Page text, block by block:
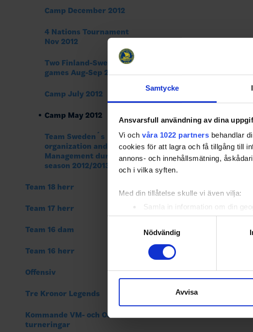
Samtycke
Ansvarsfull användning av dina
Vi och våra 1022 partners behandlar
cookies för att lagra och få tillgång till
annons- och innehållsmätning,
och i vilka syften.
Med din tillåtelse skulle vi även vilja:
Samla in information om din
Identifiera din enhet genom att
Ta reda på mer om hur dina
eller dra tillbaka ditt samtycke när som
sociala medier och analysera vår
till de sociala medier och annons- och
Nödvändig
Avvisa
Camp December 2012
4 Nations Tournament
Nov 2012
Two Finland-Sweden
games Aug-Sep 2012
Camp July 2012
Camp May 2012
Team Sweden´s
organization and Team
Management during
season 2012/2013
Team 18 herr
Team 17 herr
Team 16 dam
Team 16 herr
Offensiv
Tre Kronor Legends
Kommande VM- och OS-
turneringar